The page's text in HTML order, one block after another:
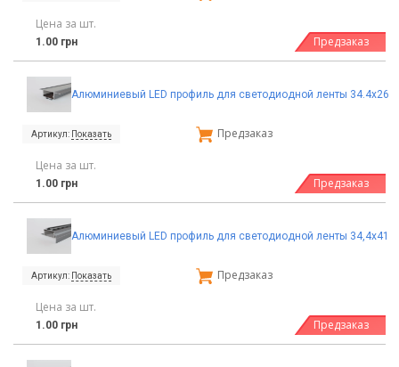
Цена за шт.
1.00 грн Предзаказ
Алюминиевый LED профиль для светодиодной ленты 34.4х26
Артикул: Показать Предзаказ
Цена за шт.
1.00 грн Предзаказ
Алюминиевый LED профиль для светодиодной ленты 34,4х41
Артикул: Показать Предзаказ
Цена за шт.
1.00 грн Предзаказ